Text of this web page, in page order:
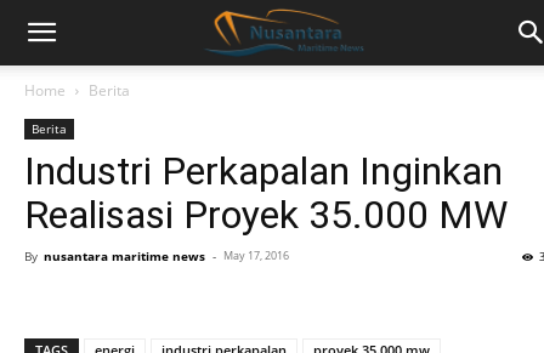
Home Berita
Berita
Industri Perkapalan Inginkan
Realisasi Proyek 35.000 MW
By nusantara maritime news - May 17, 2016